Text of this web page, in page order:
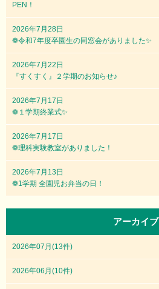
PEN！
2026年7月28日
❁令和7年度卒園生の同窓会がありました✨
2026年7月22日
『すくすく』２学期のお知らせ♪
2026年7月17日
❁１学期終業式✨
2026年7月17日
❁理科実験教室がありました！
2026年7月13日
❁1学期 全園児お弁当の日！
アーカイブ
2026年07月(13件)
2026年06月(10件)